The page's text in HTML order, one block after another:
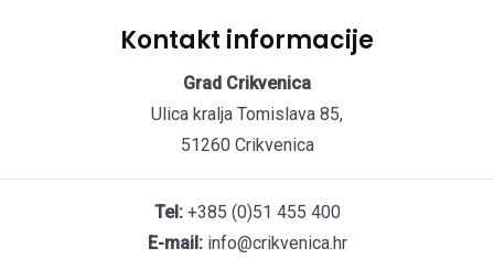
Kontakt informacije
Grad Crikvenica
Ulica kralja Tomislava 85,
51260 Crikvenica
Tel:+385 (0)51 455 400
E-mail:info@crikvenica.hr